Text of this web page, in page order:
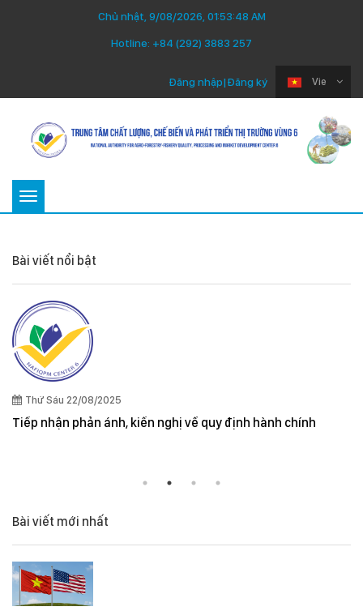
Chủ nhật, 9/08/2026, 01:53:48 AM
Hotline: +84 (292) 3883 257
Vie
Đăng nhập|Đăng ký
Toggle
Bài viết nổi bật
Thứ Ba 22/07/2025
Quy định cần lưu ý khi xuất khẩu thuỷ sản vào thị
và New Zealand
Bài viết mới nhất